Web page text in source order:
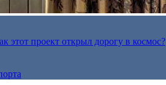
этот проект открыл дорогу в космос?